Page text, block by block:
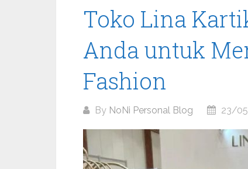
Toko Lina
Anda untuk
Fashion
By NoNi Personal Blog 23/